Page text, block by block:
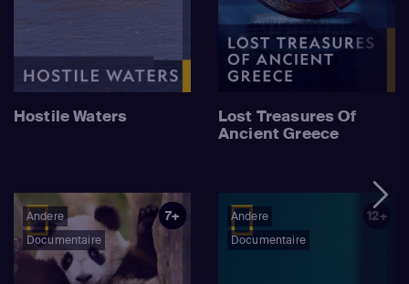
Hostile Waters
Lost Treasures Of
Ancient Greece
Andere
Documentaire
7+
Andere
Documentaire
12+